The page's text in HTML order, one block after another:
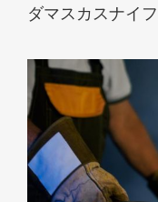
ダマスカスナイ